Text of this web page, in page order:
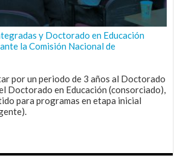
y Doctorado en Educación
la Comisión Nacional de
por un periodo de 3 años al Doctorado
Doctorado en Educación (consorciado),
para programas en etapa inicial